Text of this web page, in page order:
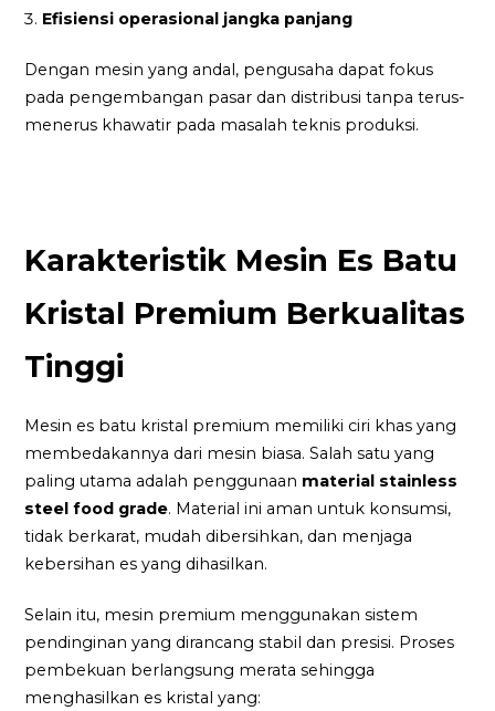
Efisiensi operasional jangka panjang
Dengan mesin yang andal, pengusaha dapat fokus
pada pengembangan pasar dan distribusi tanpa terus-
menerus khawatir pada masalah teknis produksi.
Karakteristik Mesin Es Batu
Kristal Premium Berkualitas
Tinggi
Mesin es batu kristal premium memiliki ciri khas yang
membedakannya dari mesin biasa. Salah satu yang
paling utama adalah penggunaan material stainless
steel food grade. Material ini aman untuk konsumsi,
tidak berkarat, mudah dibersihkan, dan menjaga
kebersihan es yang dihasilkan.
Selain itu, mesin premium menggunakan sistem
pendinginan yang dirancang stabil dan presisi. Proses
pembekuan berlangsung merata sehingga
menghasilkan es kristal yang: